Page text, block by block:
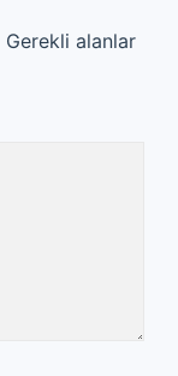
Gerekli alanlar